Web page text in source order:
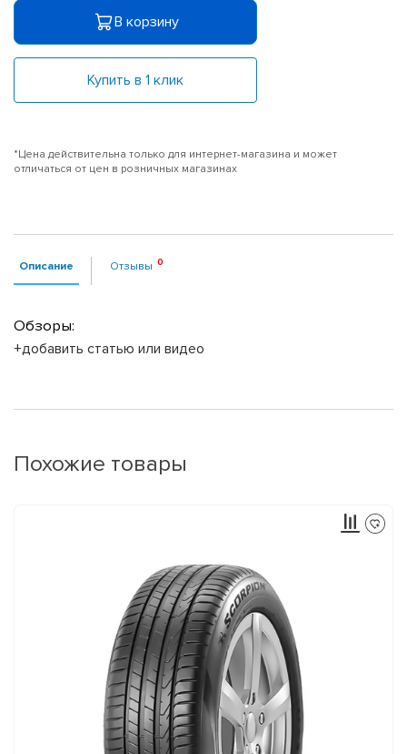
В корзину
Купить в 1 клик
*Цена действительна только для интернет-магазина и может
отличаться от цен в розничных магазинах
Описание Отзывы
Обзоры:
+добавить статью или видео
Похожие товары